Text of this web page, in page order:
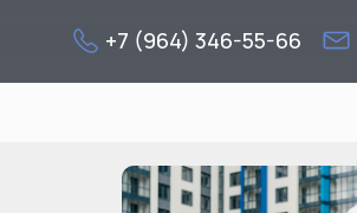
+7 (964) 346-55-66